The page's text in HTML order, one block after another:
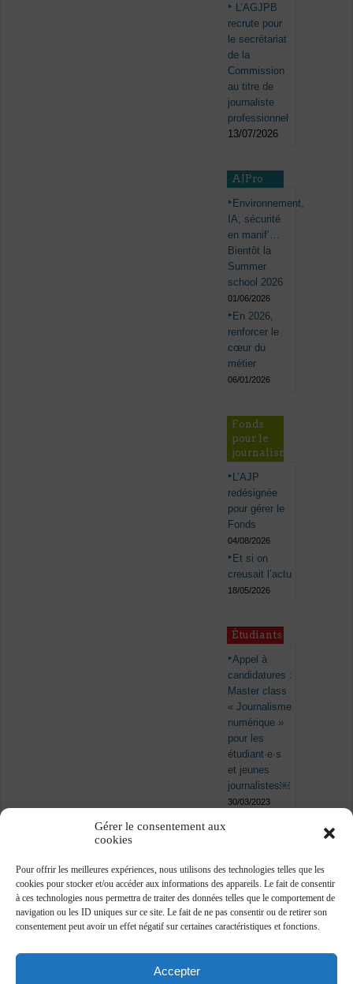
Gérer le consentement aux
cookies
Pour offrir les meilleures expériences, nous utilisons des technologies telles que les
cookies pour stocker et/ou accéder aux informations des appareils. Le fait de consentir
à ces technologies nous permettra de traiter des données telles que le comportement de
navigation ou les ID uniques sur ce site. Le fait de ne pas consentir ou de retirer son
consentement peut avoir un effet négatif sur certaines caractéristiques et fonctions.
Accepter
L’AGJPB
recrute pour
le secrétariat
de la
Commission
au titre de
journaliste
professionnel
13/07/2026
AJPro
Environnement,
IA, sécurité
en manif’…
Bientôt la
Summer
school 2026
01/06/2026
En 2026,
renforcer le
cœur du
métier
06/01/2026
Fonds
pour le
journalisme
L’AJP
redésignée
pour gérer le
Fonds
04/08/2026
Et si on
creusait l’actu
18/05/2026
Étudiants
Appel à
candidatures :
Master class
« Journalisme
numérique »
pour les
étudiant·e·s
et jeunes
journalistes￼
30/03/2023